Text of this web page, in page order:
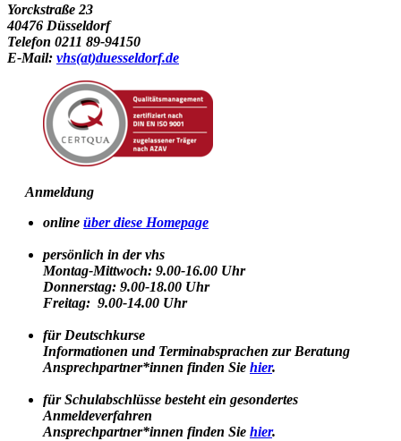
Yorckstraße 23
40476 Düsseldorf
Telefon 0211 89-94150
E-Mail: vhs(at)duesseldorf.de
Anmeldung
online über diese Homepage
persönlich in der vhs
Montag-Mittwoch: 9.00-16.00 Uhr
Donnerstag: 9.00-18.00 Uhr
Freitag: 9.00-14.00 Uhr
für Deutschkurse
Informationen und Terminabsprachen zur Beratung
Ansprechpartner*innen finden Sie hier.
für Schulabschlüsse besteht ein gesondertes
Anmeldeverfahren
Ansprechpartner*innen finden Sie hier.